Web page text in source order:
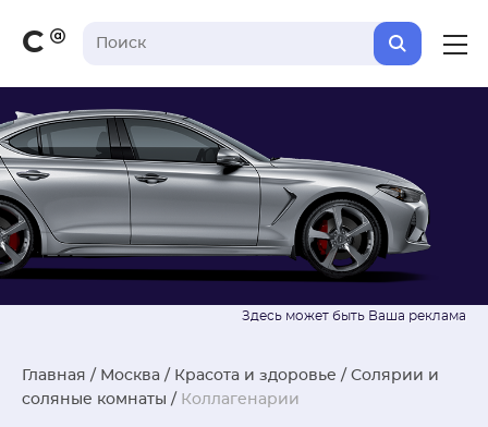
С
Главная / Москва / Красота и здоровье / Солярии и
соляные комнаты / Коллагенарии